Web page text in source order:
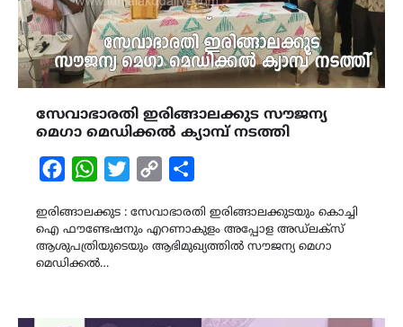
സേവാഭാരതി ഇരിങ്ങാലക്കുട സൗജന്യ
മെഗാ മെഡിക്കൽ ക്യാമ്പ് നടത്തി
FacebookWhatsAppTwitterCopy
ഇരിങ്ങാലക്കുട : സേവാഭാരതി ഇരിങ്ങാലക്കുടയും കൊച്ചി
ഐ ഫൗണ്ടേഷനും എറണാകുളം അപ്പോള അഡ്ലക്സ്
ആശുപത്രിയുടെയും ആഭിമുഖ്യത്തിൽ സൗജന്യ മെഗാ
മെഡിക്കൽ…